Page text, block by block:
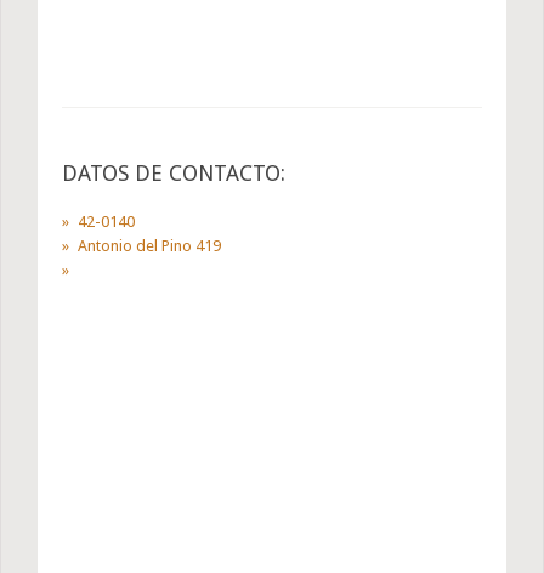
DATOS DE CONTACTO:
42-0140
Antonio del Pino 419